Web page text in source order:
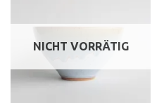
NICHT VORRÄTIG